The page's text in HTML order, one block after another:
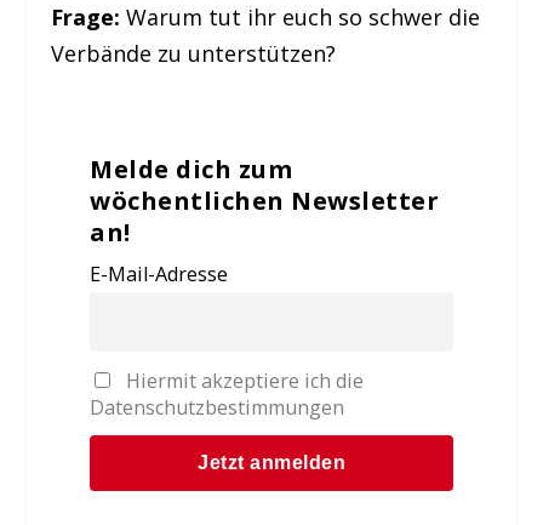
Frage: Warum tut ihr euch so schwer die
Verbände zu unterstützen?
Melde dich zum
wöchentlichen Newsletter
an!
E-Mail-Adresse
Hiermit akzeptiere ich die
Datenschutzbestimmungen